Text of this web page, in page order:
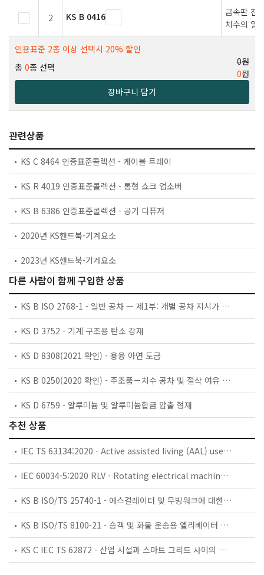
2 KS B 0416
금속판 전
치수의 일
인용표준 2종 이상 선택시 20% 할인
총 0종 선택
0원
0원
장바구니 담기
관련상품
KS C 8464 인증표준콜렉션 - 케이블 트레이
KS R 4019 인증표준콜렉션 - 통형 쇼크 업소버
KS B 6386 인증표준콜렉션 - 공기 디퓨저
2020년 KS핸드북-기계요소
2023년 KS핸드북-기계요소
다른 사람이 함께 구입한 상품
KS B ISO 2768-1 - 일반 공차 — 제1부: 개별 공차 지시가 없는 선 치수와 각도 치수에 대한 공차
KS D 3752 - 기계 구조용 탄소 강재
KS D 8308(2021 확인) - 용융 아연 도금
KS B 0250(2020 확인) - 주조품－치수 공차 및 절삭 여유 방식
KS D 6759 - 알루미늄 및 알루미늄합금 압출 형재
추천 상품
IEC TS 63134:2020 - Active assisted living (AAL) use cases
IEC 60034-5:2020 RLV - Rotating electrical machines - Part 5: Degrees of protection provided by the integral design of rotating electrical machines (IP code) - Classification
KS B ISO/TS 25740-1 - 에스컬레이터 및 무빙워크에 대한 안전요건 — 제1부: 세계공통 필수 안전요건(GESRs)
KS B ISO/TS 8100-21 - 승객 및 화물 운송용 엘리베이터 —제21부: 세계공통 필수안전요건(GESRs)을 충족하는 세계공통 안전 파라미터(GSPs)
KS C IEC TS 62872 - 산업 시설과 스마트 그리드 사이의 산업 공정 측정, 제어 및 자동화 시스템 인터페이스